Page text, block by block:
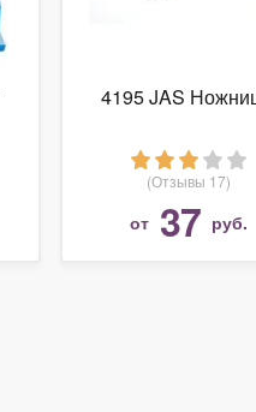
4195 JAS
(Отзывы 17)
от 37 руб.